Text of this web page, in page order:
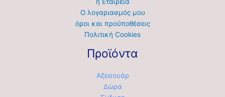
η Εταιρεία
Ο λογαριασμός μου
όροι και προϋποθέσεις
Πολιτική Cookies
Προϊόντα
Αξεσουάρ
Δώρα